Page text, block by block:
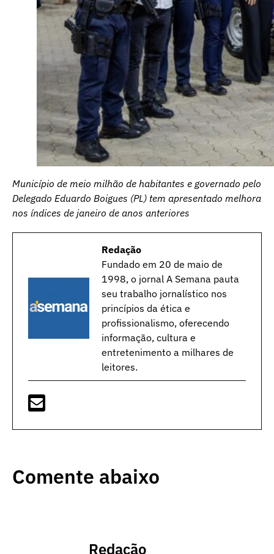
Município de meio milhão de habitantes e governado pelo
Delegado Eduardo Boigues (PL) tem apresentado melhora
nos índices de janeiro de anos anteriores
Redação
Fundado em 20 de maio de
1998, o jornal A Semana pauta
seu trabalho jornalístico nos
princípios da ética e
profissionalismo, oferecendo
informação, cultura e
entretenimento a milhares de
leitores.
Comente abaixo
Redação